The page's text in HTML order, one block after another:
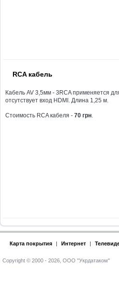
RCA кабель
Кабель AV 3,5мм - 3RCA применяется
отсутствует вход HDMI. Длина 1,25 м.
Стоимость RCA кабеля - 70 грн
Карта покрытия | Интернет |
Copyright © 2000 - 2026, ООО "Укрдатаком"